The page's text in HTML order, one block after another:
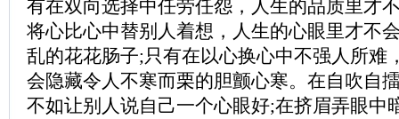
有在双向选择中任劳任怨，人生的品质里才
将心比心中替别人着想，人生的心眼里才不
乱的花花肠子;只有在以心换心中不强人所难
会隐藏令人不寒而栗的胆颤心寒。在自吹自
不如让别人说自己一个心眼好;在挤眉弄眼中